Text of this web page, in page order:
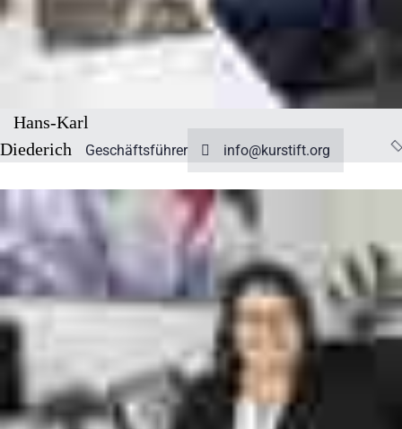
Hans-Karl
Diederich
Geschäftsführer info@kurstift.org